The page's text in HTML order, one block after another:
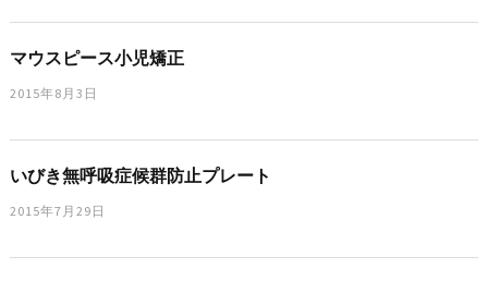
マウスピース小児矯正
2015年8月3日
いびき無呼吸症候群防止プレート
2015年7月29日